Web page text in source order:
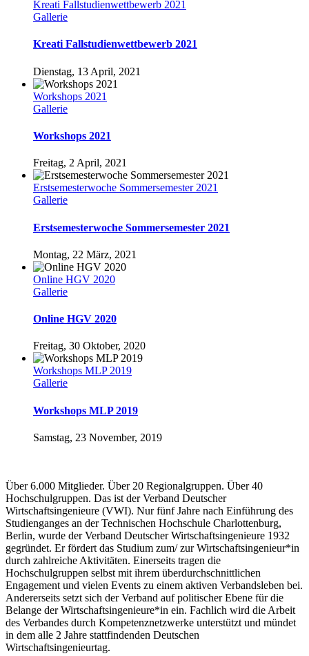
Kreati Fallstudienwettbewerb 2021
Gallerie
Kreati Fallstudienwettbewerb 2021
Dienstag, 13 April, 2021
Workshops 2021
Gallerie
Workshops 2021
Freitag, 2 April, 2021
Erstsemesterwoche Sommersemester 2021
Gallerie
Erstsemesterwoche Sommersemester 2021
Montag, 22 März, 2021
Online HGV 2020
Gallerie
Online HGV 2020
Freitag, 30 Oktober, 2020
Workshops MLP 2019
Gallerie
Workshops MLP 2019
Samstag, 23 November, 2019
Über 6.000 Mitglieder. Über 20 Regionalgruppen. Über 40
Hochschulgruppen. Das ist der Verband Deutscher
Wirtschaftsingenieure (VWI). Nur fünf Jahre nach Einführung des
Studienganges an der Technischen Hochschule Charlottenburg,
Berlin, wurde der Verband Deutscher Wirtschaftsingenieure 1932
gegründet. Er fördert das Studium zum/ zur Wirtschaftsingenieur*in
durch zahlreiche Aktivitäten. Einerseits tragen die
Hochschulgruppen selbst mit ihrem überdurchschnittlichen
Engagement und vielen Events zu einem aktiven Verbandsleben bei.
Andererseits setzt sich der Verband auf politischer Ebene für die
Belange der Wirtschaftsingenieure*in ein. Fachlich wird die Arbeit
des Verbandes durch Kompetenznetzwerke unterstützt und mündet
in dem alle 2 Jahre stattfindenden Deutschen
Wirtschaftsingenieurtag.